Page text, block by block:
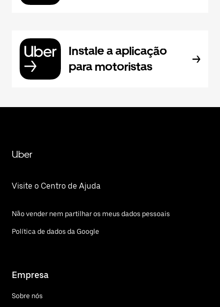
Instale a aplicação
para motoristas
Uber
Visite o Centro de Ajuda
Não vender nem partilhar os meus dados pessoais
Política de dados da Google
Empresa
Sobre nós